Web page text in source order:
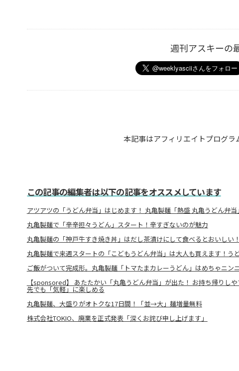
週刊アスキーの
本記事はアフィリエイトプログ
この記事の編集者は以下の記事をオススメしています
アツアツの「うどん弁当」はじめます！ 丸亀製麺「熱盛 丸亀うどん弁当」
丸亀製麺で「辛辛担々うどん」スタート！辛すぎないのが魅力
丸亀製麺の「神戸牛すき焼き丼」はだし茶漬けにして食べるとおいしい！
丸亀製麺で来週スタートの「こどもうどん弁当」は大人も買えます！う
ご飯がついて完成形。丸亀製麺「トマたまカレーうどん」はめちゃニン
【sponsored】 あたたかい「丸亀うどん弁当」が出た！ お持ち帰りし
先でも「気軽」に楽しめる
丸亀製麺、大盛りがオトクな17日間！「並→大」麺増量無料
株式会社TOKIO、廃業を正式発表「深くお詫び申し上げます」